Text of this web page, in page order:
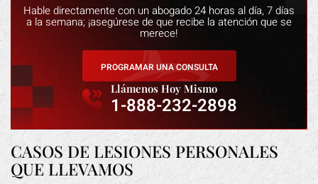
Hable directamente con un abogado 24 horas al día, 7 días
a la semana; ¡asegúrese de que recibe la atención que se
merece!
PROGRAMAR UNA CONSULTA
Llámenos Hoy Mismo
1-888-232-2898
CASOS DE LESIONES PERSONALES
QUE LLEVAMOS